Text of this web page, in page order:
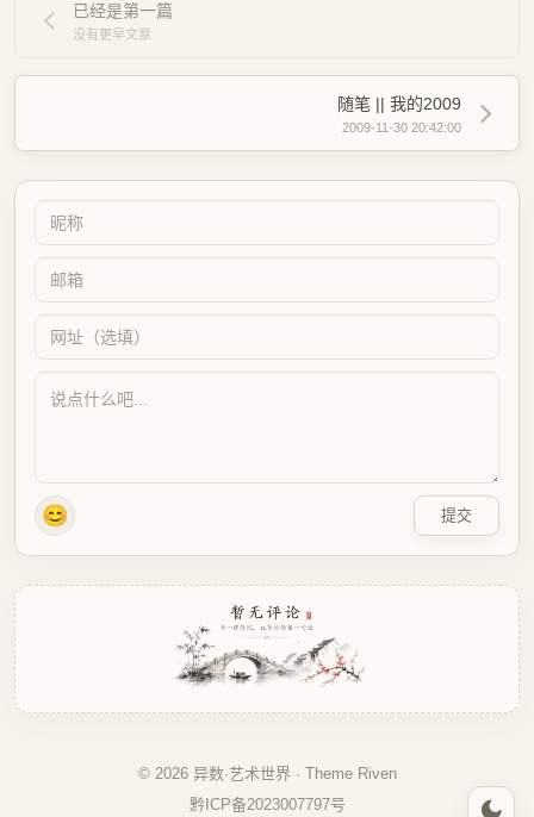
已经是第一篇
没有更早文章
随笔 || 我的2009
2009-11-30 20:42:00
😊 提交
© 2026 异数·艺术世界 · Theme Riven
黔ICP备2023007797号